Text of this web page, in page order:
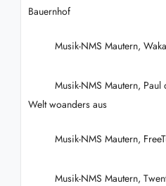
Bauernhof
Musik-NMS Mautern,
Musik-NMS Mautern,
Welt woanders aus
Musik-NMS Mautern,
Musik-NMS Mautern,